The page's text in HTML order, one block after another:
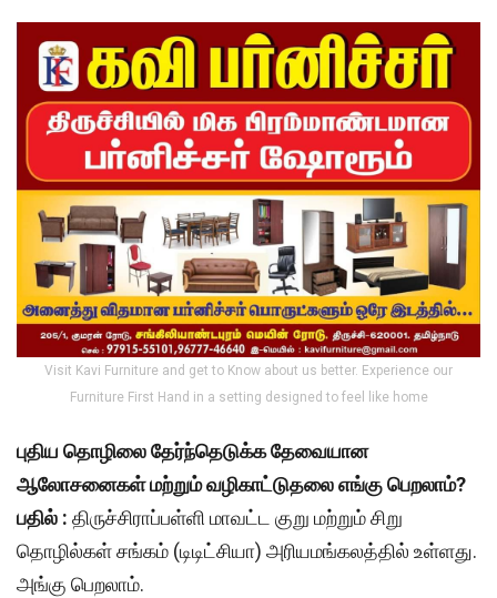
Visit Kavi Furniture and get to Know about us better. Experience our
Furniture First Hand in a setting designed to feel like home
புதிய தொழிலை தேர்ந்தெடுக்க தேவையான
ஆலோசனைகள் மற்றும் வழிகாட்டுதலை எங்கு பெறலாம்?
பதில் : திருச்சிராப்பள்ளி மாவட்ட குறு மற்றும் சிறு
தொழில்கள் சங்கம் (டிடிட்சியா) அரியமங்கலத்தில் உள்ளது.
அங்கு பெறலாம்.